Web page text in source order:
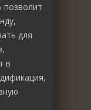
позволит
для
в